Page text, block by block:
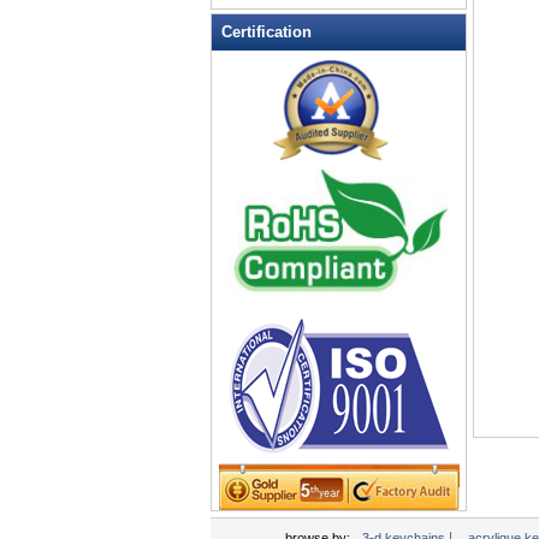
porte-clés gravé
porte-clés gros
Porte-clés Outil
porte-clés personnalisé
porte-clés personnalisés
porte-clés photo
Porte-clés photo numérique
Porte-clés Porte ID
porte-clés sport
porte-clés torche
PORTE-MESURE TAPE
Porte-Pill Box
Porte-plume
PORTE-PROMOTIONNELLES
Principales Finder
PVC souple Porte-clés
Stress Boule Keychain
Certification